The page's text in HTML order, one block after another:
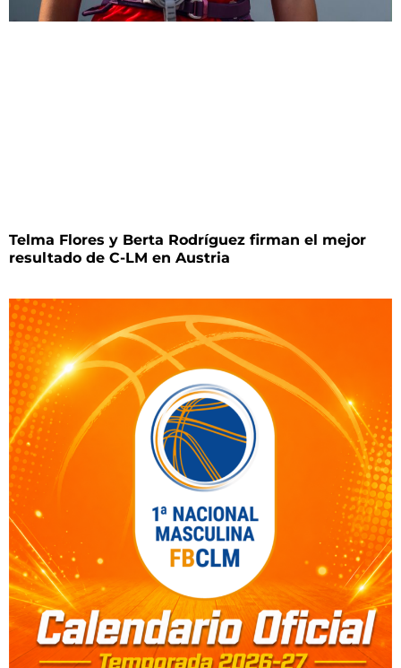
Telma Flores y Berta Rodríguez firman el mejor
resultado de C-LM en Austria